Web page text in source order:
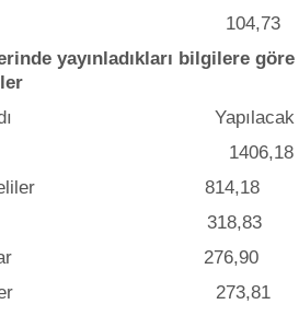
104,73
yayınladıkları bilgilere
Adı Yapılacak
1406,18
814,18
318,83
276,90
273,81